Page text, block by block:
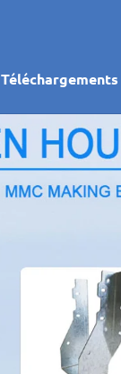
Téléchargements